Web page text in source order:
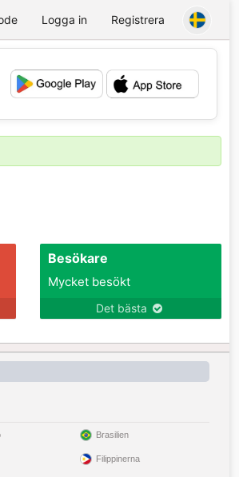
Logga in Registrera
💕
Besökare
Mycket besökt
Det bästa
Brasilien
Filippinerna